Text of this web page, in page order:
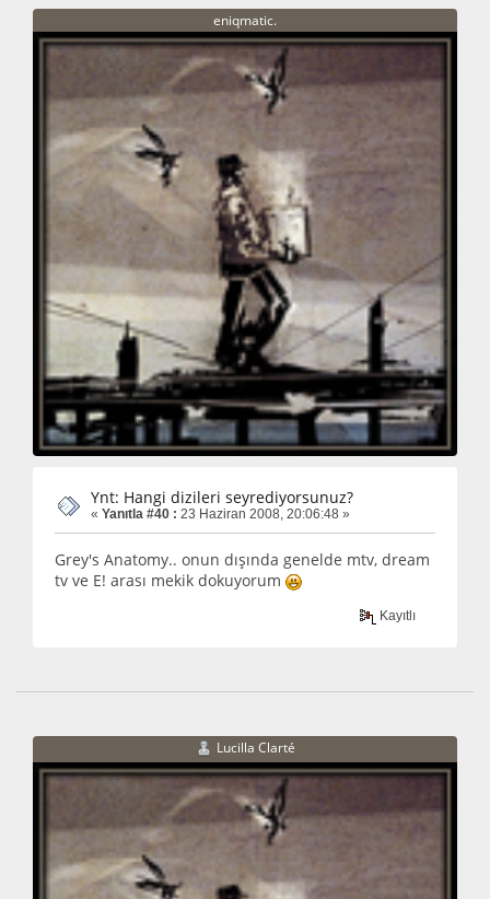
eniqmatic.
Ynt: Hangi dizileri seyrediyorsunuz?
« Yanıtla #40 : 23 Haziran 2008, 20:06:48 »
Grey's Anatomy.. onun dışında genelde mtv, dream
tv ve E! arası mekik dokuyorum
Kayıtlı
Lucilla Clarté